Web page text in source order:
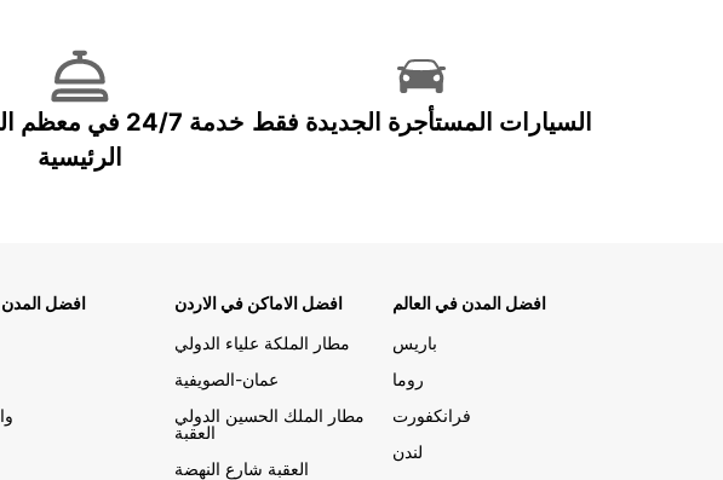
خدمة 24/7 في
الرئيسية
السيارات المستأجرة الجديدة فقط
افضل المدن
افضل الاماكن في الاردن
مطار الملكة علياء الدولي
عمان-الصويفية
مطار الملك الحسين الدولي
العقبة
العقبة شارع النهضة
افضل المدن في العالم
باريس
روما
فرانكفورت
لندن